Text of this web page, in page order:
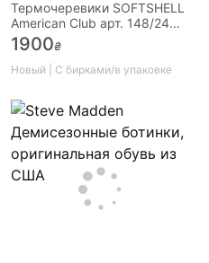
Термочеревики SOFTSHELL
American Club арт. 148/24
чорні
1900₴
Новый | С бирками/в упаковке